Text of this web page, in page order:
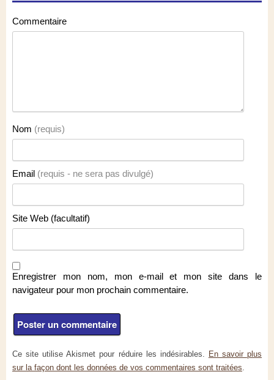
Commentaire
Nom (requis)
Email (requis - ne sera pas divulgé)
Site Web (facultatif)
Enregistrer mon nom, mon e-mail et mon site dans le
navigateur pour mon prochain commentaire.
Ce site utilise Akismet pour réduire les indésirables. En savoir plus
sur la façon dont les données de vos commentaires sont traitées.